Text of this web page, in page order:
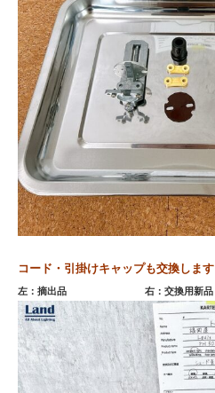
コード・引掛けキャップも交換します
左：摘出品 右：交換用新品